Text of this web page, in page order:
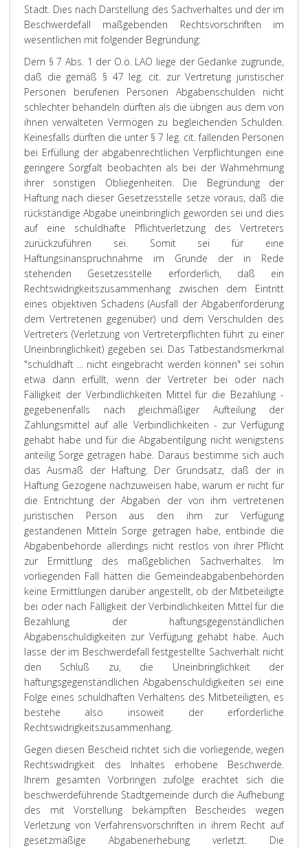
Stadt. Dies nach Darstellung des Sachverhaltes und der im
Beschwerdefall maßgebenden Rechtsvorschriften im
wesentlichen mit folgender Begründung:
Dem § 7 Abs. 1 der O.ö. LAO liege der Gedanke zugrunde,
daß die gemäß § 47 leg. cit. zur Vertretung juristischer
Personen berufenen Personen Abgabenschulden nicht
schlechter behandeln dürften als die übrigen aus dem von
ihnen verwalteten Vermögen zu begleichenden Schulden.
Keinesfalls dürften die unter § 7 leg. cit. fallenden Personen
bei Erfüllung der abgabenrechtlichen Verpflichtungen eine
geringere Sorgfalt beobachten als bei der Wahrnehmung
ihrer sonstigen Obliegenheiten. Die Begründung der
Haftung nach dieser Gesetzesstelle setze voraus, daß die
rückständige Abgabe uneinbringlich geworden sei und dies
auf eine schuldhafte Pflichtverletzung des Vertreters
zurückzuführen sei. Somit sei für eine
Haftungsinanspruchnahme im Grunde der in Rede
stehenden Gesetzesstelle erforderlich, daß ein
Rechtswidrigkeitszusammenhang zwischen dem Eintritt
eines objektiven Schadens (Ausfall der Abgabenforderung
dem Vertretenen gegenüber) und dem Verschulden des
Vertreters (Verletzung von Vertreterpflichten führt zu einer
Uneinbringlichkeit) gegeben sei. Das Tatbestandsmerkmal
"schuldhaft ... nicht eingebracht werden können" sei sohin
etwa dann erfüllt, wenn der Vertreter bei oder nach
Fälligkeit der Verbindlichkeiten Mittel für die Bezahlung -
gegebenenfalls nach gleichmäßiger Aufteilung der
Zahlungsmittel auf alle Verbindlichkeiten - zur Verfügung
gehabt habe und für die Abgabentilgung nicht wenigstens
anteilig Sorge getragen habe. Daraus bestimme sich auch
das Ausmaß der Haftung. Der Grundsatz, daß der in
Haftung Gezogene nachzuweisen habe, warum er nicht für
die Entrichtung der Abgaben der von ihm vertretenen
juristischen Person aus den ihm zur Verfügung
gestandenen Mitteln Sorge getragen habe, entbinde die
Abgabenbehörde allerdings nicht restlos von ihrer Pflicht
zur Ermittlung des maßgeblichen Sachverhaltes. Im
vorliegenden Fall hätten die Gemeindeabgabenbehörden
keine Ermittlungen darüber angestellt, ob der Mitbeteiligte
bei oder nach Fälligkeit der Verbindlichkeiten Mittel für die
Bezahlung der haftungsgegenständlichen
Abgabenschuldigkeiten zur Verfügung gehabt habe. Auch
lasse der im Beschwerdefall festgestellte Sachverhalt nicht
den Schluß zu, die Uneinbringlichkeit der
haftungsgegenständlichen Abgabenschuldigkeiten sei eine
Folge eines schuldhaften Verhaltens des Mitbeteiligten, es
bestehe also insoweit der erforderliche
Rechtswidrigkeitszusammenhang.
Gegen diesen Bescheid richtet sich die vorliegende, wegen
Rechtswidrigkeit des Inhaltes erhobene Beschwerde.
Ihrem gesamten Vorbringen zufolge erachtet sich die
beschwerdeführende Stadtgemeinde durch die Aufhebung
des mit Vorstellung bekämpften Bescheides wegen
Verletzung von Verfahrensvorschriften in ihrem Recht auf
gesetzmäßige Abgabenerhebung verletzt. Die